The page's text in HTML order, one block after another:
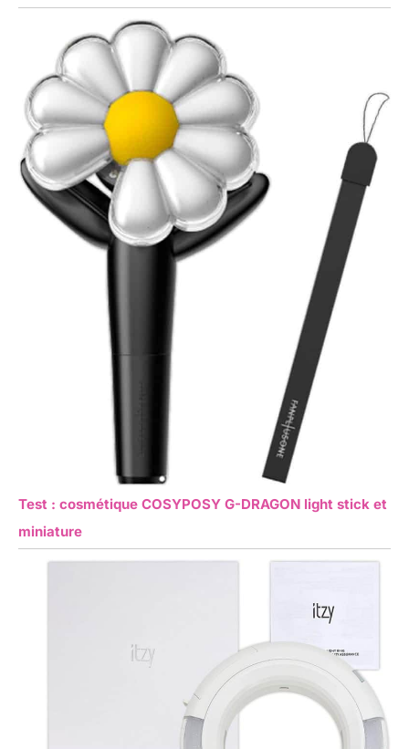
Test : cosmétique COSYPOSY G-DRAGON light stick et
miniature